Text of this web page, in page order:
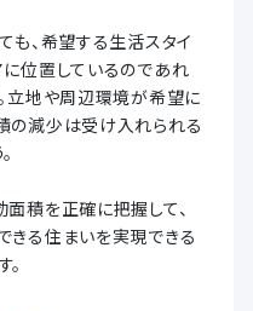
も、希望する生活スタイ
位置しているのであれ
立地や周辺環境が希望に
の減少は受け入れられる
積を正確に把握して、
きる住まいを実現できる